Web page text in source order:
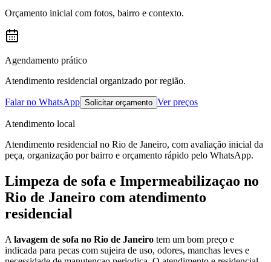
Orçamento inicial com fotos, bairro e contexto.
Agendamento prático
Atendimento residencial organizado por região.
Falar no WhatsApp Solicitar orçamento Ver preços
Atendimento local
Atendimento residencial no Rio de Janeiro, com avaliação inicial da
peça, organização por bairro e orçamento rápido pelo WhatsApp.
Limpeza de sofa e Impermeabilizaçao no
Rio de Janeiro com atendimento
residencial
A lavagem de sofa no Rio de Janeiro tem um bom preço e
indicada para pecas com sujeira de uso, odores, manchas leves e